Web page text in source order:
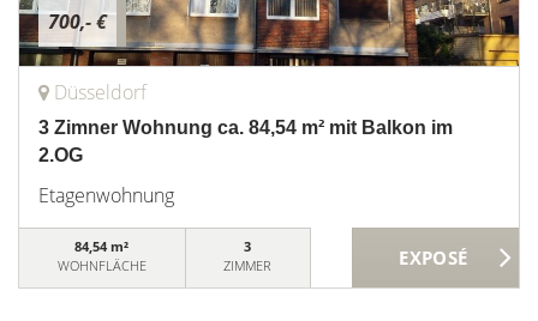
700,- €
Düsseldorf
3 Zimner Wohnung ca. 84,54 m² mit Balkon im
2.OG
Etagenwohnung
84,54 m²
WOHNFLÄCHE
3
ZIMMER